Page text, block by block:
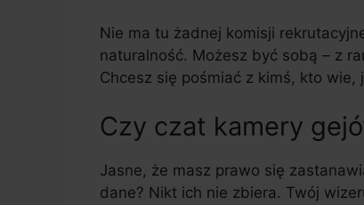
Nie ma tu żadnej komisji
naturalność. Możesz być sobą – z
Chcesz się pośmiać z kimś, kto wie,
Czy czat kamery
Jasne, że masz prawo się
dane? Nikt ich nie zbiera. Twój